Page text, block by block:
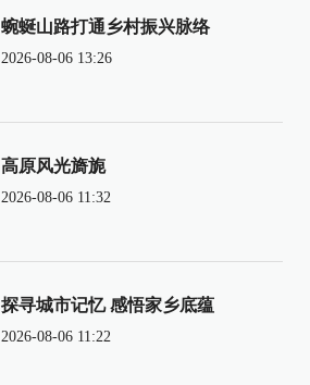
蜿蜒山路打通乡村振兴脉络
2026-08-06 13:26
高原风光旖旎
2026-08-06 11:32
探寻城市记忆 感悟家乡底蕴
2026-08-06 11:22